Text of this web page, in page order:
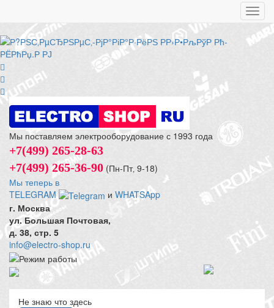
Мы поставляем электрооборудование с 1993 года
+7(499) 265-28-63
+7(499) 265-36-90 (Пн-Пт‚ 9-18)
Мы теперь в
TELEGRAM
и WHATSApp
г. Москва
ул. Большая Почтовая,
д. 38, стр. 5
info@electro-shop.ru
Не знаю что здесь